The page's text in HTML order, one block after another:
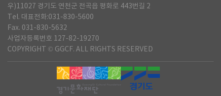
우)11027 경기도 연천군 전곡읍 평화로 443번길 2
Tel. 대표전화:031-830-5600
Fax. 031-830-5632
사업자등록번호 127-82-19270
COPYRIGHT © GGCF. ALL RIGHTS RESERVED